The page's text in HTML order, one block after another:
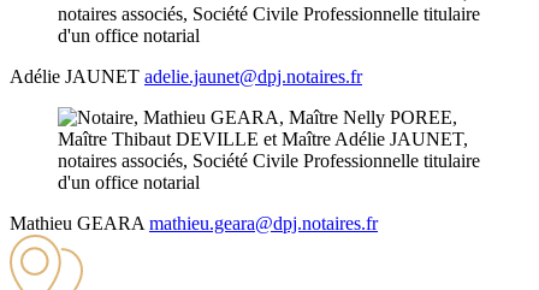
Adélie JAUNET adelie.jaunet@dpj.notaires.fr
Mathieu GEARA mathieu.geara@dpj.notaires.fr